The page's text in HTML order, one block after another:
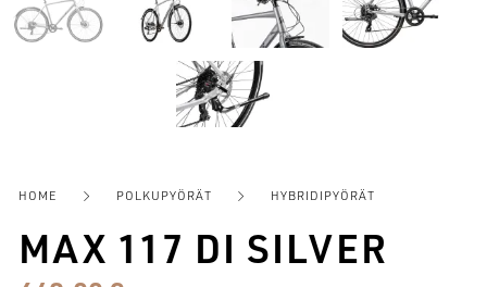
HOME POLKUPYÖRÄT HYBRIDIPYÖRÄT
MAX 117 DI SILVER